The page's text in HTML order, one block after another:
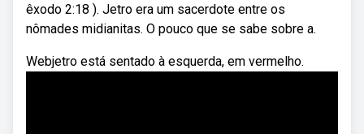
êxodo 2:18 ). Jetro era um sacerdote entre os
nômades midianitas. O pouco que se sabe sobre a.
Webjetro está sentado à esquerda, em vermelho.